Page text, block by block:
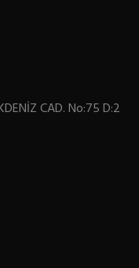
CAD. No:75 D:2